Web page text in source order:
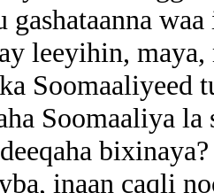
gashataanna
leeyihin,
Soomaaliyeed
Soomaaliya
inaan caqli